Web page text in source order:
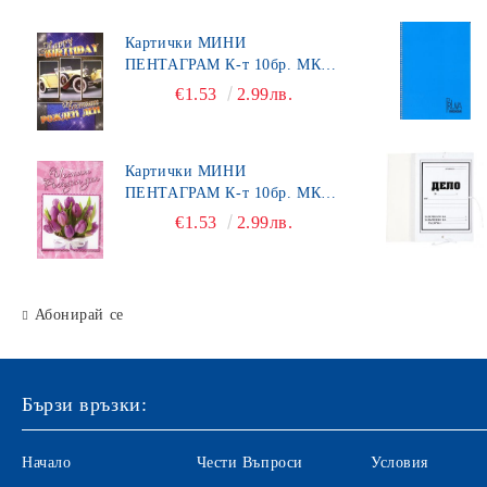
Кошчета
Номератори
Антителбоди
Картички МИНИ
ПЕНТАГРАМ К-т 10бр. МК
€1.53 2.99лв.
Картички МИНИ
ПЕНТАГРАМ К-т 10бр. МК
€1.53 2.99лв.
Абонирай се
Бързи връзки:
Начало Чести Въпроси Условия